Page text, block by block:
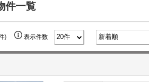
件一覧
) 表示件数